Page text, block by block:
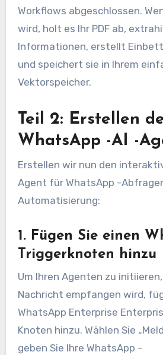
Workflows abgeschlossen.
wird, holt es Ihr PDF ab,
Informationen, erstellt
und speichert sie in Ihrem
Vektorspeicher.
Teil 2: Erstellen
WhatsApp -AI -
Erstellen wir nun den
Agent für WhatsApp -
Automatisierung:
1. Fügen Sie einen
Triggerknoten hinzu
Um Ihren Agenten zu
Nachricht empfangen wird,
WhatsApp Enterprise
Knoten hinzu. Wählen Sie
geben Sie Ihre WhatsApp -